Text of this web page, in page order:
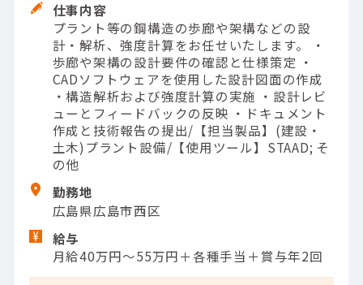
仕事内容
プラント等の鋼構造の歩廊や架構などの設
計・解析、強度計算をお任せいたします。 ・
歩廊や架構の設計要件の確認と仕様策定 ・
CADソフトウェアを使用した設計図面の作成
・構造解析および強度計算の実施 ・設計レビ
ューとフィードバックの反映 ・ドキュメント
作成と技術報告の提出/【担当製品】(建設・
土木)プラント設備/【使用ツール】STAAD; そ
の他
勤務地
広島県広島市西区
給与
月給40万円〜55万円＋各種手当＋賞与年2回